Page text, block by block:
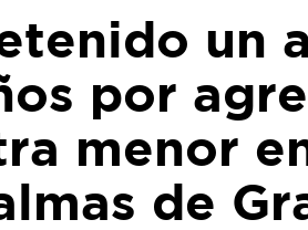
un
por
menor
de